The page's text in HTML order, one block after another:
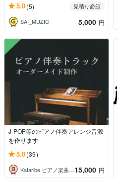
5.0(5)
見積り必須
SAI_MUZIC
5,000 円
J-POP等のピアノ伴奏アレンジ音源
を作ります
5.0(39)
Kataribe ピアノ楽曲・伴奏制作 15,000 円